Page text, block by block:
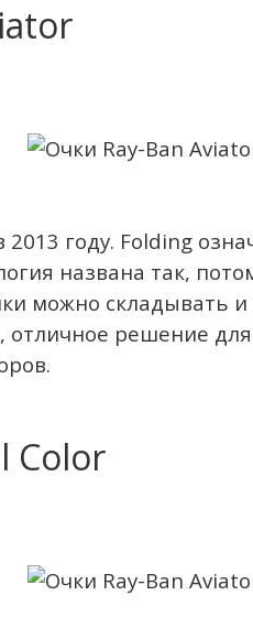
году. Folding
названа так,
можно складывать и
отличное решение
Color